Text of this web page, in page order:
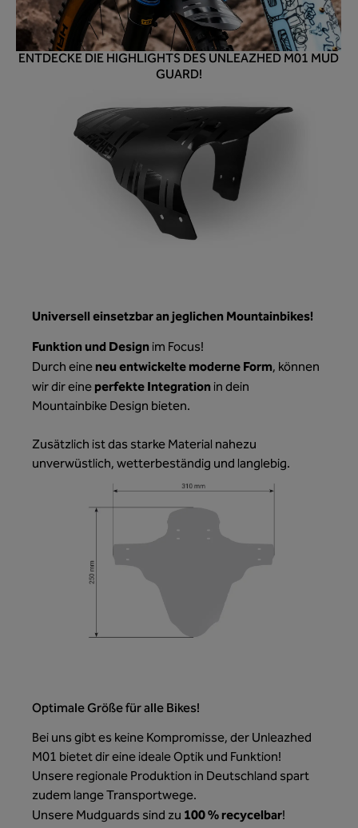
ENTDECKE DIE HIGHLIGHTS DES UNLEAZHED M01 MUD
GUARD!
Universell einsetzbar an jeglichen Mountainbikes!
Funktion und Designim Focus!
Durch eineneu entwickelte moderne Form, können
wir dir eineperfekte Integrationin dein
Mountainbike Design bieten.
Zusätzlich ist das starke Material nahezu
unverwüstlich, wetterbeständig und langlebig.
Optimale Größe für alle Bikes!
Bei uns gibt es keine Kompromisse, der Unleazhed
M01 bietet dir eine ideale Optik und Funktion!
Unsere regionale Produktion in Deutschland spart
zudem lange Transportwege.
Unsere Mudguards sind zu 100 % recycelbar!